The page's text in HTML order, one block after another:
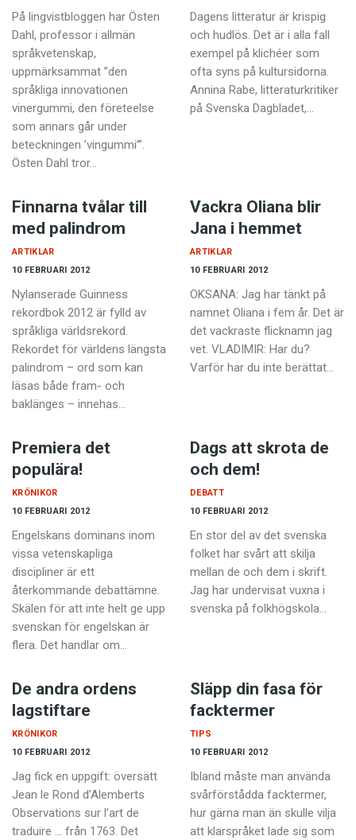
På lingvistbloggen har Östen
Dahl, professor i allmän
språkvetenskap,
uppmärksammat ”den
språkliga innovationen
vinergummi, den företeelse
som annars går under
beteckningen ’vingummi’”.
Östen Dahl tror…
Dagens litteratur är krispig
och hudlös. Det är i alla fall
exempel på klichéer som
ofta syns på kultur­sidorna.
Annina Rabe, litteraturkritiker
på Svenska Dagbladet,…
Finnarna tvålar till
med palindrom
10 FEBRUARI 2012
ARTIKLAR
Nylanserade Guinness
rekordbok 2012 är fylld av
språkliga världs­rekord.
Rekordet för världens längsta
palindrom – ord som kan
läsas både fram- och
baklänges – innehas…
Vackra Oliana blir
Jana i hemmet
10 FEBRUARI 2012
ARTIKLAR
OKSANA: Jag har tänkt på
namnet Oliana i fem år. Det är
det vackraste flicknamn jag
vet. VLADIMIR: Har du?
Varför har du inte berättat…
Premiera det
populära!
10 FEBRUARI 2012
KRÖNIKOR
Engelskans dominans inom
vissa vetenskap­liga
discipliner är ett
återkommande debattämne.
Skälen för att inte helt ge upp
svenskan för engelskan är
flera. Det handlar om…
Dags att skrota de
och dem!
10 FEBRUARI 2012
DEBATT
En stor del av det svenska
folket har svårt att skilja
mellan de och dem i skrift.
Jag har undervisat vuxna i
svenska på folkhögskola…
De andra ordens
lagstiftare
10 FEBRUARI 2012
KRÖNIKOR
Jag fick en uppgift: översätt
Jean le Rond d’Alemberts
Observations sur l’art de
traduire … från 1763. Det
Släpp din fasa för
facktermer
10 FEBRUARI 2012
TIPS
Ibland måste man använda
svår­förstådda facktermer,
hur gärna man än skulle vilja
att klarspråket lade sig som